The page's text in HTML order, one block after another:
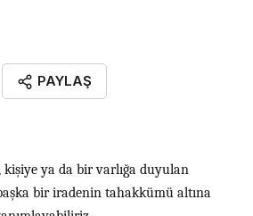
PAYLAŞ
kişiye ya da bir varlığa duyulan
bir iradenin tahakkümü altına